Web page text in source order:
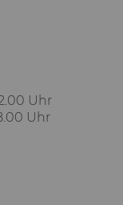
Uhr
Uhr